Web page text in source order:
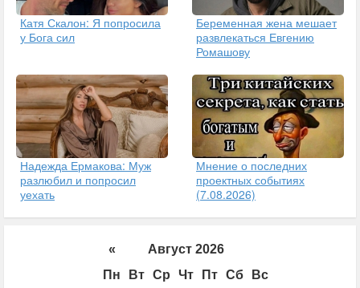
Катя Скалон: Я попросила
у Бога сил
Беременная жена мешает
развлекаться Евгению
Ромашову
Надежда Ермакова: Муж
разлюбил и попросил
уехать
Мнение о последних
проектных событиях
(7.08.2026)
«
Август 2026
Пн
Вт Ср Чт Пт Сб Вс